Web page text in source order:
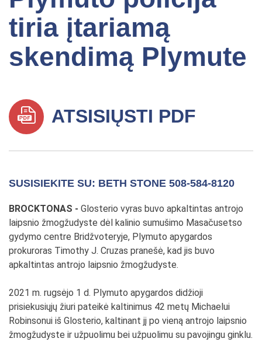
tiria įtariamą
skendimą Plymute
ATSISIŲSTI PDF
SUSISIEKITE SU: BETH STONE 508-584-8120
BROCKTONAS - Glosterio vyras buvo apkaltintas antrojo
laipsnio žmogžudyste dėl kalinio sumušimo Masačusetso
gydymo centre Bridžvoteryje, Plymuto apygardos
prokuroras Timothy J. Cruzas pranešė, kad jis buvo
apkaltintas antrojo laipsnio žmogžudyste.
2021 m. rugsėjo 1 d. Plymuto apygardos didžioji
prisiekusiųjų žiuri pateikė kaltinimus 42 metų Michaelui
Robinsonui iš Glosterio, kaltinant jį po vieną antrojo laipsnio
žmogžudyste ir užpuolimu bei užpuolimu su pavojingu ginklu.